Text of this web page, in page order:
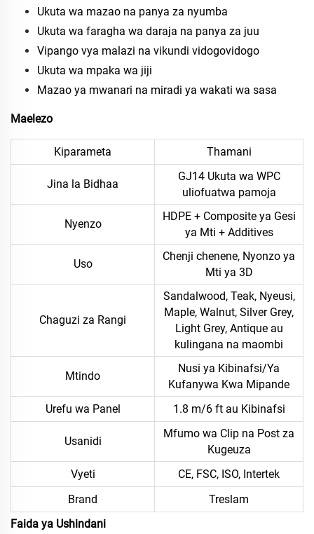
Ukuta wa mazao na panya za nyumba
Ukuta wa faragha wa daraja na panya za juu
Vipango vya malazi na vikundi vidogovidogo
Ukuta wa mpaka wa jiji
Mazao ya mwanari na miradi ya wakati wa sasa
Maelezo
Kiparameta Thamani
Jina la Bidhaa
GJ14 Ukuta wa WPC
uliofuatwa pamoja
Nyenzo
HDPE + Composite ya Gesi
ya Mti + Additives
Uso
Chenji chenene, Nyonzo ya
Mti ya 3D
Chaguzi za Rangi
Sandalwood, Teak, Nyeusi,
Maple, Walnut, Silver Grey,
Light Grey, Antique au
kulingana na maombi
Mtindo
Nusi ya Kibinafsi/Ya
Kufanywa Kwa Mipande
Urefu wa Panel
1.8 m/6 ft au Kibinafsi
Usanidi
Mfumo wa Clip na Post za
Kugeuza
Vyeti
CE, FSC, ISO, Intertek
Brand
Treslam
Faida ya Ushindani